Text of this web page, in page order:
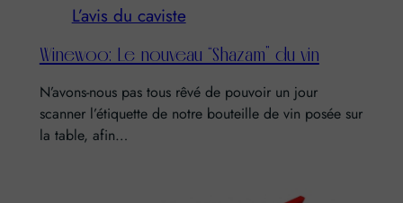
L’avis du caviste
Winewoo: Le nouveau “Shazam” du vin
N’avons-nous pas tous rêvé de pouvoir un jour
scanner l’étiquette de notre bouteille de vin posée sur
la table, afin…